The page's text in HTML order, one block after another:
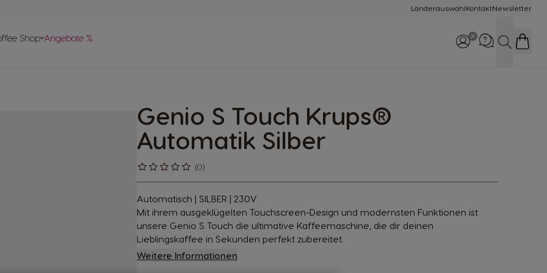
LänderauswahlKontaktNewsletter
Shop Angebote % Suche
Genio S Touch Krups®
Automatik Silber
(0)
Automatisch | SILBER | 230V
Mit ihrem ausgeklügelten Touchscreen-Design und modernsten Funktionen ist
unsere Genio S Touch die ultimative Kaffeemaschine, die dir deinen
Lieblingskaffee in Sekunden perfekt zubereitet.
Weitere Informationen